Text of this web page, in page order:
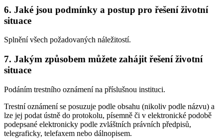
6. Jaké jsou podmínky a postup pro řešení životní
situace
Splnění všech požadovaných náležitostí.
7. Jakým způsobem můžete zahájit řešení životní
situace
Podáním trestního oznámení na příslušnou instituci.
Trestní oznámení se posuzuje podle obsahu (nikoliv podle názvu) a
lze jej podat ústně do protokolu, písemně či v elektronické podobě
podepsané elektronicky podle zvláštních právních předpisů,
telegraficky, telefaxem nebo dálnopisem.